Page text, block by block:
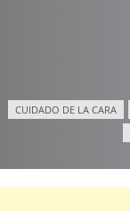
CUIDADO DE LA CARA